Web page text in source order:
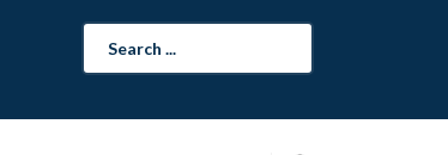
Search
for: